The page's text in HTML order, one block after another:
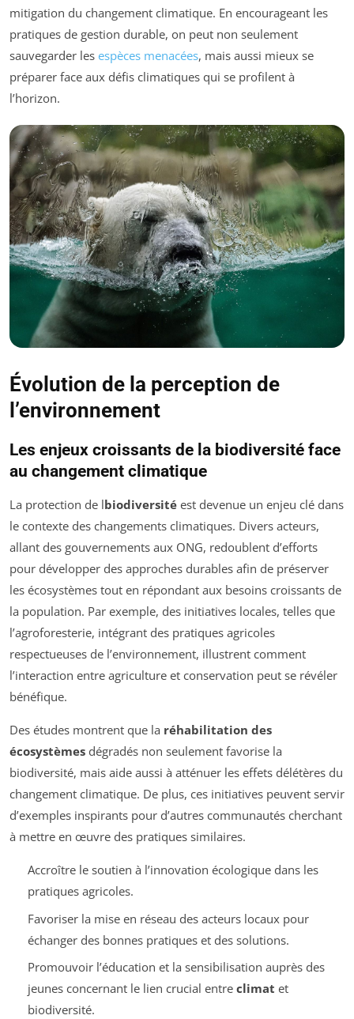
mitigation du changement climatique. En encourageant les
pratiques de gestion durable, on peut non seulement
sauvegarder les espèces menacées, mais aussi mieux se
préparer face aux défis climatiques qui se profilent à
l’horizon.
Évolution de la perception de
l’environnement
Les enjeux croissants de la biodiversité face
au changement climatique
La protection de lbiodiversité est devenue un enjeu clé dans
le contexte des changements climatiques. Divers acteurs,
allant des gouvernements aux ONG, redoublent d’efforts
pour développer des approches durables afin de préserver
les écosystèmes tout en répondant aux besoins croissants de
la population. Par exemple, des initiatives locales, telles que
l’agroforesterie, intégrant des pratiques agricoles
respectueuses de l’environnement, illustrent comment
l’interaction entre agriculture et conservation peut se révéler
bénéfique.
Des études montrent que la réhabilitation des
écosystèmes dégradés non seulement favorise la
biodiversité, mais aide aussi à atténuer les effets délétères du
changement climatique. De plus, ces initiatives peuvent servir
d’exemples inspirants pour d’autres communautés cherchant
à mettre en œuvre des pratiques similaires.
Accroître le soutien à l’innovation écologique dans les
pratiques agricoles.
Favoriser la mise en réseau des acteurs locaux pour
échanger des bonnes pratiques et des solutions.
Promouvoir l’éducation et la sensibilisation auprès des
jeunes concernant le lien crucial entre climat et
biodiversité.